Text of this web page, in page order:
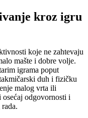
kroz igru
koje ne zahtevaju
mašte i dobre volje.
igrama poput
duh i fizičku
malog vrta ili
odgovornosti i